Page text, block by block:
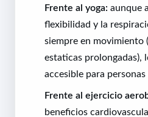
Frente al yoga: aunque
flexibilidad y la
siempre en movimiento
estaticas prolongadas),
accesible para
Frente al ejercicio
beneficios